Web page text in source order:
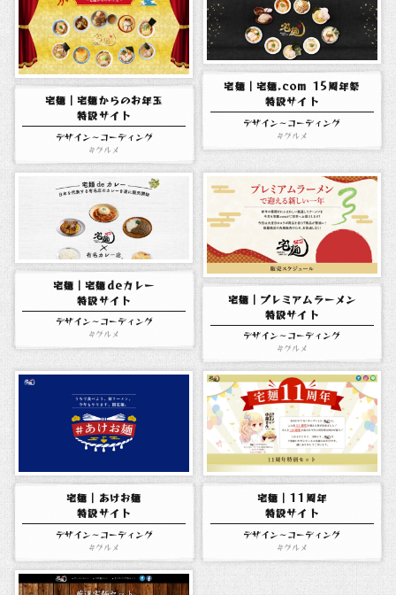
宅麺｜宅麺からのお年玉
特設サイト
デザイン～コーディング
グルメ
宅麺｜宅麺.com 15周年祭
特設サイト
デザイン～コーディング
グルメ
宅麺｜宅麺deカレー
特設サイト
デザイン～コーディング
グルメ
宅麺｜プレミアムラーメン
特設サイト
デザイン～コーディング
グルメ
宅麺｜あけお麺
特設サイト
デザイン～コーディング
グルメ
宅麺｜11周年
特設サイト
デザイン～コーディング
グルメ